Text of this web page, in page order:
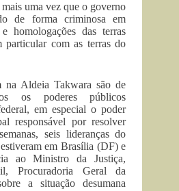
uma vez que o governo
de forma criminosa em
homologações das terras
com as terras do
na Aldeia Takwara são de
os poderes públicos
em especial o poder
responsável por resolver
seis lideranças do
em Brasília (DF) e
ao Ministro da Justiça,
Procuradoria Geral da
a situação desumana